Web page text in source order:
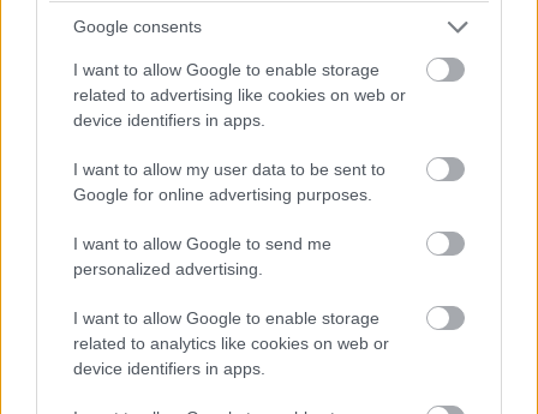
Google consents
I want to allow Google to enable storage
related to advertising like cookies on web or
device identifiers in apps.
I want to allow my user data to be sent to
Google for online advertising purposes.
I want to allow Google to send me
personalized advertising.
I want to allow Google to enable storage
related to analytics like cookies on web or
device identifiers in apps.
Το απόλυτο, απέραντο γαλάζιο σε όλο του το
μεγαλείο. Η παραλία της Αγίας Άννας στην Αμοργό,
στα ανατολικά του νησιού και περίπου 3χλμ. από
δεν φημίζεται για το μέγεθός της ούτε
για την πολυκοσμία της, αλλά για τα
κρυστάλλινα νερά της που όμοιά τους δύσκολα
συναντά κανείς αλλού.Οι επισκέπτες την
προσεγγίζουν κατηφορίζοντας τα απότομα
σκαλάκια και ενώ πρώτα έχουν προμηθευτεί τα
απαραίτητα σάντουιτς και νερά από την μικρή